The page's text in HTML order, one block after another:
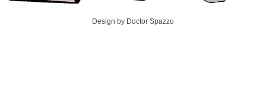
Design by Doctor Spazzo